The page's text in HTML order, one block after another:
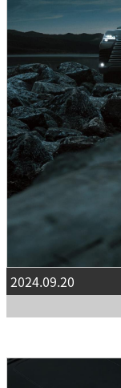
2024.09.20